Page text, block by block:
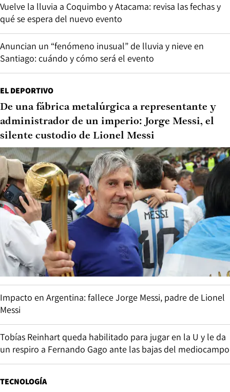
Vuelve la lluvia a Coquimbo y Atacama: revisa las fechas y
qué se espera del nuevo evento
Anuncian un “fenómeno inusual” de lluvia y nieve en
Santiago: cuándo y cómo será el evento
EL DEPORTIVO
De una fábrica metalúrgica a representante y
administrador de un imperio: Jorge Messi, el
silente custodio de Lionel Messi
Impacto en Argentina: fallece Jorge Messi, padre de Lionel
Messi
Tobías Reinhart queda habilitado para jugar en la U y le da
un respiro a Fernando Gago ante las bajas del mediocampo
TECNOLOGÍA